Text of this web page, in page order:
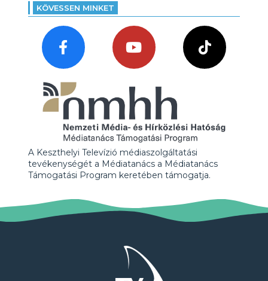
KÖVESSEN MINKET
A Keszthelyi Televízió médiaszolgáltatási
tevékenységét a Médiatanács a Médiatanács
Támogatási Program keretében támogatja.